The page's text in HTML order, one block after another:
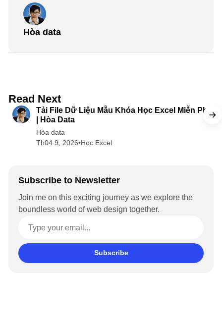
Hòa data
Read Next
Tải File Dữ Liệu Mẫu Khóa Học Excel Miễn Phí
| Hòa Data
Hòa data
Th04 9, 2026•Học Excel
Subscribe to Newsletter
Join me on this exciting journey as we explore the
boundless world of web design together.
Subscribe